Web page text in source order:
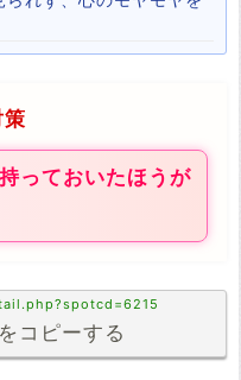
っておいたほうが
コピーする